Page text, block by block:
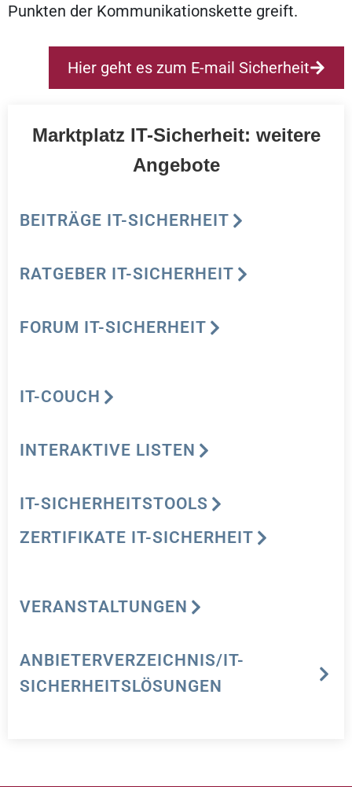
Punkten der Kommunikationskette greift.
Hier geht es zum E-mail Sicherheit
Marktplatz IT-Sicherheit: weitere
Angebote
BEITRÄGE IT-SICHERHEIT
RATGEBER IT-SICHERHEIT
FORUM IT-SICHERHEIT
IT-COUCH
INTERAKTIVE LISTEN
IT-SICHERHEITSTOOLS
ZERTIFIKATE IT-SICHERHEIT
VERANSTALTUNGEN
ANBIETERVERZEICHNIS/IT-
SICHERHEITSLÖSUNGEN